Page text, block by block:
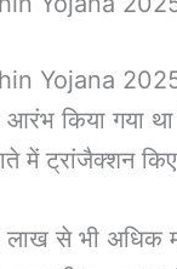
2025 के
किया गया
में ट्रांजैक्शन
से भी अधिक